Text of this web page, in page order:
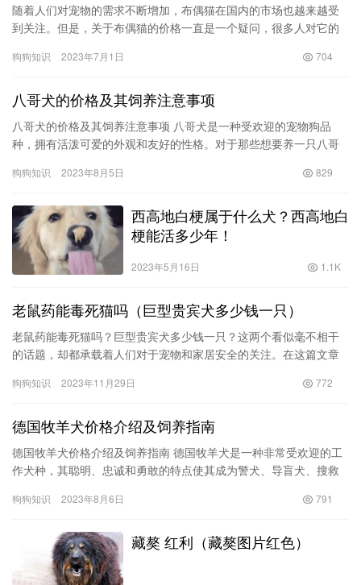
随着人们对宠物的需求不断增加，布偶猫在国内的市场也越来越受
到关注。但是，关于布偶猫的价格一直是一个疑问，很多人对它的
市…
狗狗知识 2023年7月1日 704
八哥犬的价格及其饲养注意事项
八哥犬的价格及其饲养注意事项 八哥犬是一种受欢迎的宠物狗品
种，拥有活泼可爱的外观和友好的性格。对于那些想要养一只八哥
八哥…
狗狗知识 2023年8月5日 829
西高地白梗属于什么犬？西高地白
梗能活多少年！
2023年5月16日 1.1K
老鼠药能毒死猫吗（巨型贵宾犬多少钱一只）
老鼠药能毒死猫吗？巨型贵宾犬多少钱一只？这两个看似毫不相干
的话题，却都承载着人们对于宠物和家居安全的关注。在这篇文章
贵宾犬…
狗狗知识 2023年11月29日 772
德国牧羊犬价格介绍及饲养指南
德国牧羊犬价格介绍及饲养指南 德国牧羊犬是一种非常受欢迎的工
作犬种，其聪明、忠诚和勇敢的特点使其成为警犬、导盲犬、搜救
护指…
狗狗知识 2023年8月6日 791
藏獒 红利（藏獒图片红色）